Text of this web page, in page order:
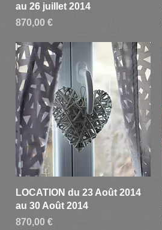
au 26 juillet 2014
Prix
870,00 €
Aperçu rapide
LOCATION du 23 Août 2014
au 30 Août 2014
Prix
870,00 €